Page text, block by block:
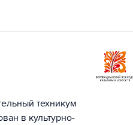
техникум
в культурно-